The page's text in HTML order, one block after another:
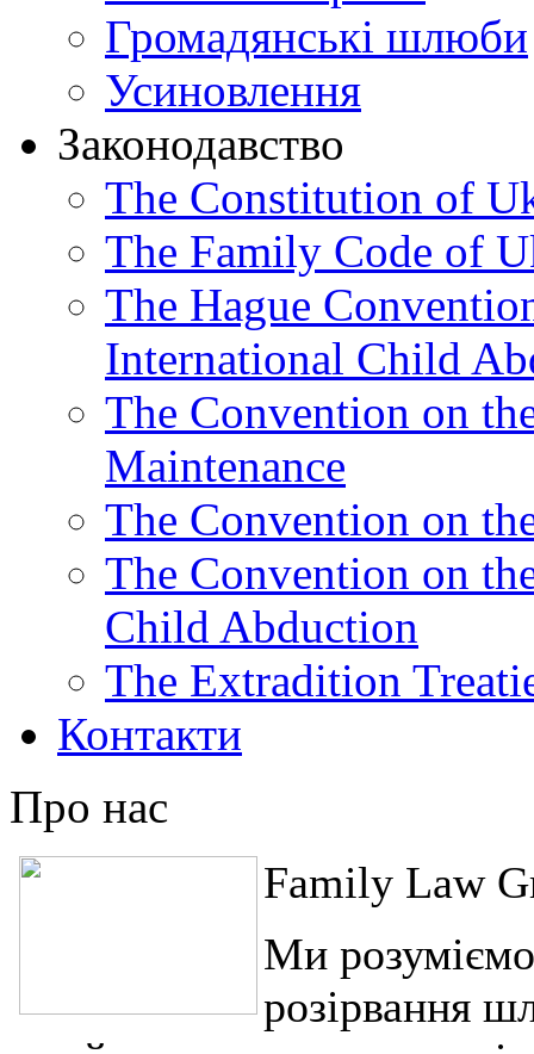
Громадянські шлюби
Усиновлення
Законодавство
The Constitution of
The Family Code of
The Hague
International Child
The Convention on
Maintenance
The Convention on
The Convention on
Child Abduction
The Extradition
Контакти
Про нас
Family Law
Ми
розірвання